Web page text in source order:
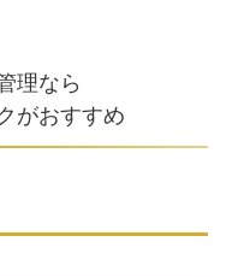
理なら
がおすすめ